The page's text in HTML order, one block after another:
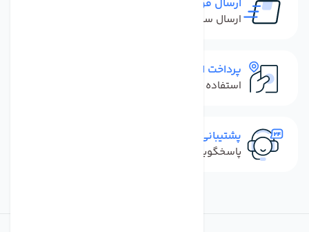
ارسال فوری
ارسال سفارش در کمترین زمان ممکن
پرداخت امن
استفاده از روش‌های پرداخت امن
پشتیبانی سریع
پاسخگویی سریع به تماس‌ها و پیام‌ها